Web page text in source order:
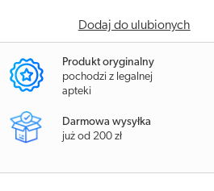
Dodaj do ulubionych
Produkt oryginalny
pochodzi z legalnej
apteki
Darmowa wysyłka
już od 200 zł